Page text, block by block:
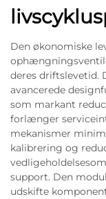
Den økonomiske
deres driftslevetid.
avancerede
som markant
forlænger
mekanismer
kalibrering og
support. Den
udskifte